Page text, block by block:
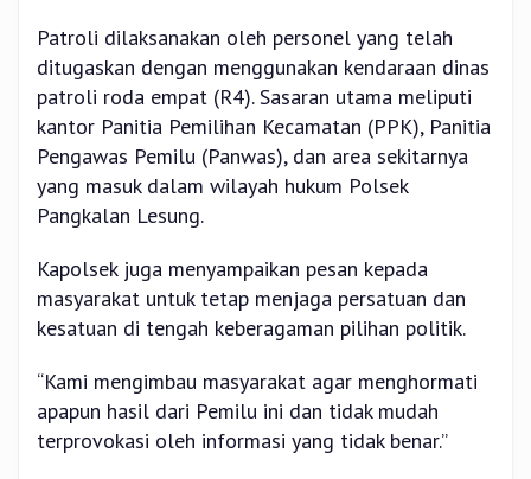
Patroli dilaksanakan oleh personel yang telah
ditugaskan dengan menggunakan kendaraan dinas
patroli roda empat (R4). Sasaran utama meliputi
kantor Panitia Pemilihan Kecamatan (PPK), Panitia
Pengawas Pemilu (Panwas), dan area sekitarnya
yang masuk dalam wilayah hukum Polsek
Pangkalan Lesung.
Kapolsek juga menyampaikan pesan kepada
masyarakat untuk tetap menjaga persatuan dan
kesatuan di tengah keberagaman pilihan politik.
“Kami mengimbau masyarakat agar menghormati
apapun hasil dari Pemilu ini dan tidak mudah
terprovokasi oleh informasi yang tidak benar.”